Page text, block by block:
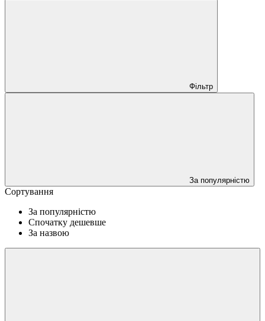
Фільтр
За популярністю
Сортування
За популярністю
Спочатку дешевше
За назвою